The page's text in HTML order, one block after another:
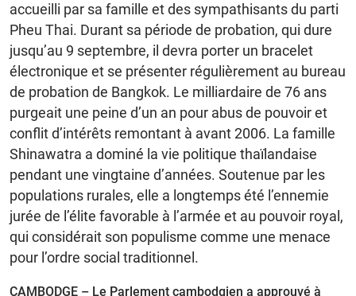
accueilli par sa famille et des sympathisants du parti
Pheu Thai. Durant sa période de probation, qui dure
jusqu’au 9 septembre, il devra porter un bracelet
électronique et se présenter régulièrement au bureau
de probation de Bangkok. Le milliardaire de 76 ans
purgeait une peine d’un an pour abus de pouvoir et
conflit d’intérêts remontant à avant 2006. La famille
Shinawatra a dominé la vie politique thaïlandaise
pendant une vingtaine d’années. Soutenue par les
populations rurales, elle a longtemps été l’ennemie
jurée de l’élite favorable à l’armée et au pouvoir royal,
qui considérait son populisme comme une menace
pour l’ordre social traditionnel.
CAMBODGE – Le Parlement cambodgien a approuvé à